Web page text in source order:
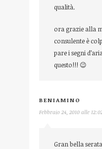
qualità.
ora grazie alla
consulente è
pare i segni
questo!!! 😉
BENIAMINO
Febbraio 24, 2010 alle
Gran bella